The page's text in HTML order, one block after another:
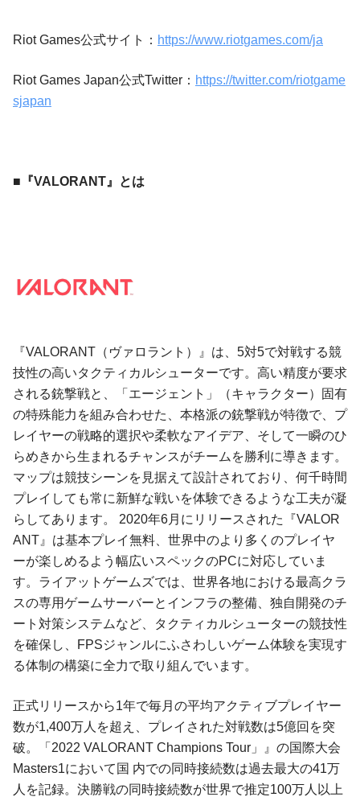
Riot Games公式サイト： https://www.riotgames.com/ja
Riot Games Japan公式Twitter： https://twitter.com/riotgame
sjapan
■『VALORANT』とは
『VALORANT（ヴァロラント）』は、5対5で対戦する競
技性の高いタクティカルシューターです。高い精度が要求
される銃撃戦と、「エージェント」（キャラクター）固有
の特殊能力を組み合わせた、本格派の銃撃戦が特徴で、プ
レイヤーの戦略的選択や柔軟なアイデア、そして一瞬のひ
らめきから生まれるチャンスがチームを勝利に導きます。
マップは競技シーンを見据えて設計されており、何千時間
プレイしても常に新鮮な戦いを体験できるような工夫が凝
らしてあります。 2020年6月にリリースされた『VALOR
ANT』は基本プレイ無料、世界中のより多くのプレイヤ
ーが楽しめるよう幅広いスペックのPCに対応していま
す。ライアットゲームズでは、世界各地における最高クラ
スの専用ゲームサーバーとインフラの整備、独自開発のチ
ート対策システムなど、タクティカルシューターの競技性
を確保し、FPSジャンルにふさわしいゲーム体験を実現す
る体制の構築に全力で取り組んでいます。
正式リリースから1年で毎月の平均アクティブプレイヤー
数が1,400万人を超え、プレイされた対戦数は5億回を突
破。「2022 VALORANT Champions Tour」』の国際大会
Masters1において国 内での同時接続数は過去最大の41万
人を記録。決勝戦の同時接続数が世界で推定100万人以上